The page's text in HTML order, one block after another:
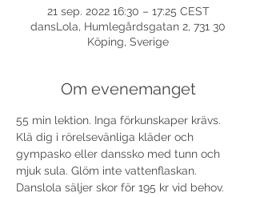
21 sep. 2022 16:30 – 17:25 CEST
dansLola, Humlegårdsgatan 2, 731 30
Köping, Sverige
Om evenemanget
55 min lektion. Inga förkunskaper krävs.
Klä dig i rörelsevänliga kläder och
gympasko eller danssko med tunn och
mjuk sula. Glöm inte vattenflaskan.
Danslola säljer skor för 195 kr vid behov.